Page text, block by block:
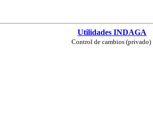
Utilidades INDAGA
Control de cambios (privado)